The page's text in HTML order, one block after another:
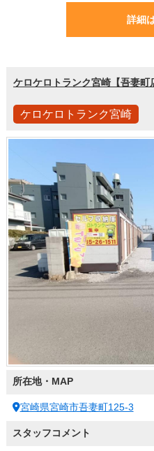
詳細
ケロケロトランク宮崎【吾妻町
ケロケロトランク宮崎
所在地・MAP
宮崎県宮崎市吾妻町125-3
スタッフコメント